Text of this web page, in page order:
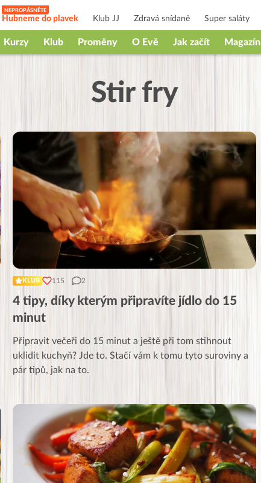
Hubneme do plavek Klub JJ Zdravá snídaně Super saláty
Kurzy Klub Proměny O Evě Jak začít Magazín
Stir fry
KLUB 115 2
4 tipy, díky kterým připravíte jídlo do 15
minut
Připravit večeři do 15 minut a ještě při tom stihnout
uklidit kuchyň? Jde to. Stačí vám k tomu tyto suroviny a
pár tipů, jak na to.